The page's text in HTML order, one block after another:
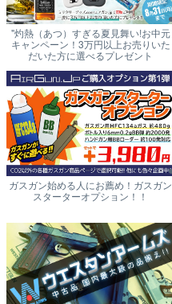
"灼熱（あつ）すぎる夏見舞い!お中元
キャンペーン！3万円以上お売りいた
だいた方に選べるプレゼント
ガスガン始める人にお薦め！ガスガン
スターターオプション！！